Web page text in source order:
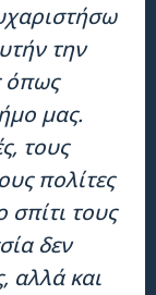
την
όπως
μας.
τους
πολίτες
σπίτι τους
δεν
αλλά και